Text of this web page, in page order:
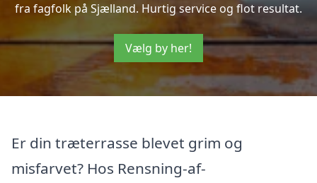
fra fagfolk på Sjælland. Hurtig service og flot resultat.
Vælg by her!
Er din træterrasse blevet grim og
misfarvet? Hos Rensning-af-